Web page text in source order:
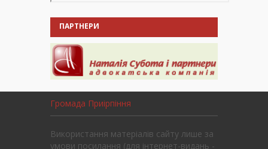
ПАРТНЕРИ
Громада Приірпіння
Використання матеріалів сайту лише за
умови посилання (для інтернет-видань -